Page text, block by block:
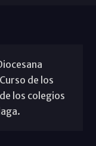
de los
los colegios